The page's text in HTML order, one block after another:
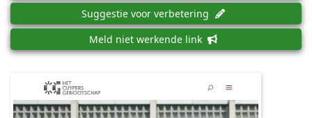
Suggestie voor verbetering
Meld niet werkende link